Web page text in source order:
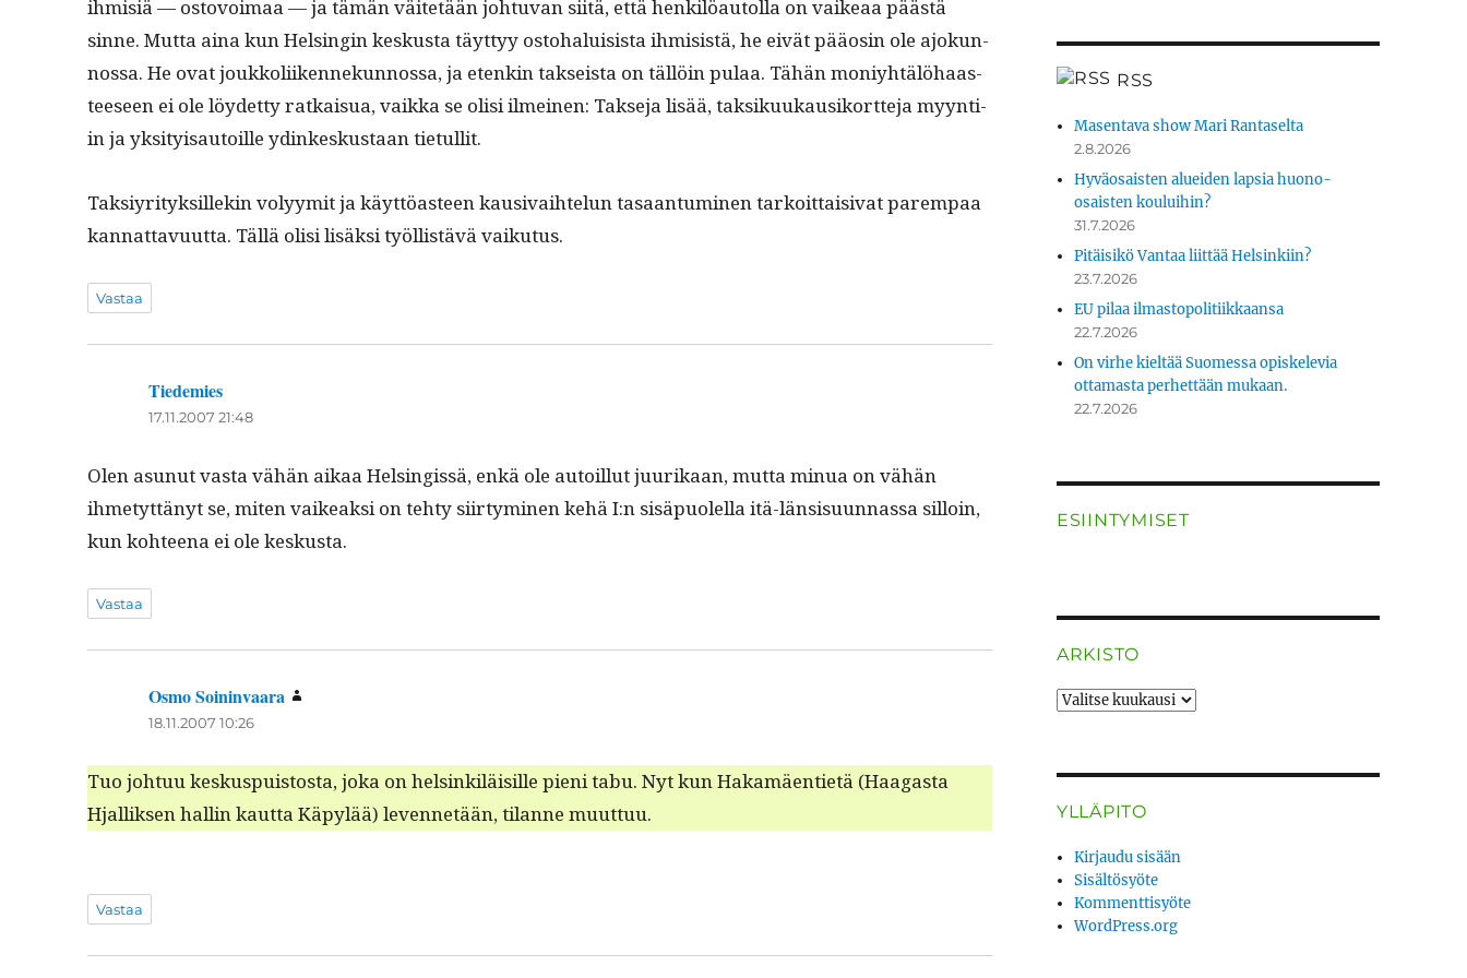
ihmisiä — ostovoimaa — ja tämän väitetään johtu­van siitä, että henkilöau­tol­la on vaikeaa päästä
sinne. Mut­ta aina kun Helsin­gin keskus­ta täyt­tyy osto­halui­sista ihmi­sistä, he eivät pääosin ole ajokun­
nos­sa. He ovat joukkoli­iken­nekun­nos­sa, ja etenkin tak­seista on täl­löin pulaa. Tähän moniy­htälöhaas­
teeseen ei ole löy­det­ty ratkaisua, vaik­ka se olisi ilmeinen: Tak­se­ja lisää, tak­sikuukausiko­rt­te­ja myyn­ti­
in ja yksi­ty­isautoille ydinkeskus­taan tietullit.
Tak­siyri­tyk­sillekin volyymit ja käyt­töas­teen kau­si­vai­htelun tasaan­tu­mi­nen tarkoit­taisi­vat parem­paa
kan­nat­tavu­ut­ta. Täl­lä olisi lisäk­si työl­listävä vaikutus.
Vastaa
Tiedemies
17.11.2007 21:48
Olen asunut vas­ta vähän aikaa Helsingis­sä, enkä ole autoil­lut juurikaan, mut­ta min­ua on vähän
ihme­tyt­tänyt se, miten vaikeak­si on tehty siir­tymi­nen kehä I:n sisäpuolel­la itä-län­sisu­un­nas­sa sil­loin,
kun kohteena ei ole keskusta.
Vastaa
Osmo Soininvaara
18.11.2007 10:26
Tuo johtuu keskus­puis­tos­ta, joka on helsinkiläisille pieni tabu. Nyt kun Hakamäen­ti­etä (Haa­gas­ta
Hjal­lik­sen hallin kaut­ta Käpylää) leven­netään, tilanne muuttuu.
Vastaa
RSS
Masentava show Mari Rantaselta
2.8.2026
Hyväosaisten alueiden lapsia huono-
osaisten kouluihin?
31.7.2026
Pitäisikö Vantaa liittää Helsinkiin?
23.7.2026
EU pilaa ilmastopolitiikkaansa
22.7.2026
On virhe kieltää Suomessa opiskelevia
ottamasta perhettään mukaan.
22.7.2026
ESIINTYMISET
ARKISTO
ARKISTO
YLLÄPITO
Kirjaudu sisään
Sisältösyöte
Kommenttisyöte
WordPress.org